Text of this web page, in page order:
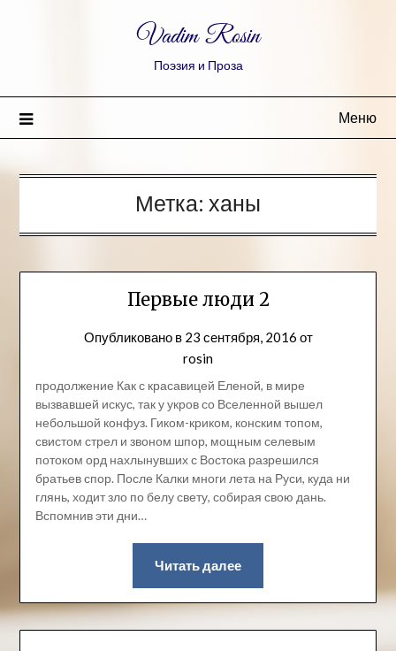
Vadim Rosin
Поэзия и Проза
Меню
Метка: ханы
Первые люди 2
Опубликовано в 23 сентября, 2016 от
rosin
продолжение Как с красавицей Еленой, в мире
вызвавшей искус, так у укров со Вселенной вышел
небольшой конфуз. Гиком-криком, конским топом,
свистом стрел и звоном шпор, мощным селевым
потоком орд нахлынувших с Востока разрешился
братьев спор. После Калки многи лета на Руси, куда ни
глянь, ходит зло по белу свету, собирая свою дань.
Вспомнив эти дни…
Читать далее